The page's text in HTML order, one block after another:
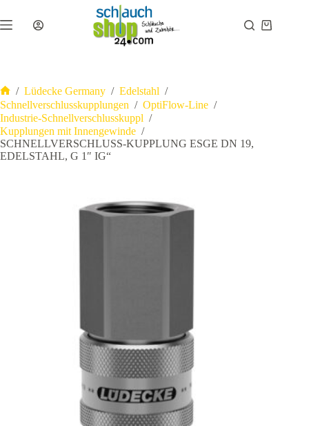
Inhalt
springen
Warenkorb
Start
/ Lüdecke Germany / Edelstahl /
Schnellverschlusskupplungen / OptiFlow-Line /
Industrie-Schnellverschlusskuppl /
Kupplungen mit Innengewinde /
SCHNELLVERSCHLUSS-KUPPLUNG ESGE DN 19,
EDELSTAHL, G 1″ IG“